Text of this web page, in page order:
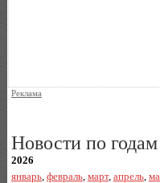
Реклама
Новости по годам
2026
январь, февраль, март, апрель,